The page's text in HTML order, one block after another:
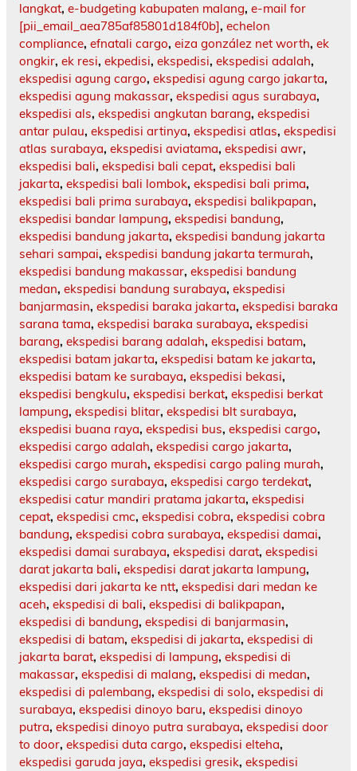
langkat, e-budgeting kabupaten malang, e-mail for
[pii_email_aea785af85801d184f0b], echelon
compliance, efnatali cargo, eiza gonzález net worth, ek
ongkir, ek resi, ekpedisi, ekspedisi, ekspedisi adalah,
ekspedisi agung cargo, ekspedisi agung cargo jakarta,
ekspedisi agung makassar, ekspedisi agus surabaya,
ekspedisi als, ekspedisi angkutan barang, ekspedisi
antar pulau, ekspedisi artinya, ekspedisi atlas, ekspedisi
atlas surabaya, ekspedisi aviatama, ekspedisi awr,
ekspedisi bali, ekspedisi bali cepat, ekspedisi bali
jakarta, ekspedisi bali lombok, ekspedisi bali prima,
ekspedisi bali prima surabaya, ekspedisi balikpapan,
ekspedisi bandar lampung, ekspedisi bandung,
ekspedisi bandung jakarta, ekspedisi bandung jakarta
sehari sampai, ekspedisi bandung jakarta termurah,
ekspedisi bandung makassar, ekspedisi bandung
medan, ekspedisi bandung surabaya, ekspedisi
banjarmasin, ekspedisi baraka jakarta, ekspedisi baraka
sarana tama, ekspedisi baraka surabaya, ekspedisi
barang, ekspedisi barang adalah, ekspedisi batam,
ekspedisi batam jakarta, ekspedisi batam ke jakarta,
ekspedisi batam ke surabaya, ekspedisi bekasi,
ekspedisi bengkulu, ekspedisi berkat, ekspedisi berkat
lampung, ekspedisi blitar, ekspedisi blt surabaya,
ekspedisi buana raya, ekspedisi bus, ekspedisi cargo,
ekspedisi cargo adalah, ekspedisi cargo jakarta,
ekspedisi cargo murah, ekspedisi cargo paling murah,
ekspedisi cargo surabaya, ekspedisi cargo terdekat,
ekspedisi catur mandiri pratama jakarta, ekspedisi
cepat, ekspedisi cmc, ekspedisi cobra, ekspedisi cobra
bandung, ekspedisi cobra surabaya, ekspedisi damai,
ekspedisi damai surabaya, ekspedisi darat, ekspedisi
darat jakarta bali, ekspedisi darat jakarta lampung,
ekspedisi dari jakarta ke ntt, ekspedisi dari medan ke
aceh, ekspedisi di bali, ekspedisi di balikpapan,
ekspedisi di bandung, ekspedisi di banjarmasin,
ekspedisi di batam, ekspedisi di jakarta, ekspedisi di
jakarta barat, ekspedisi di lampung, ekspedisi di
makassar, ekspedisi di malang, ekspedisi di medan,
ekspedisi di palembang, ekspedisi di solo, ekspedisi di
surabaya, ekspedisi dinoyo baru, ekspedisi dinoyo
putra, ekspedisi dinoyo putra surabaya, ekspedisi door
to door, ekspedisi duta cargo, ekspedisi elteha,
ekspedisi garuda jaya, ekspedisi gresik, ekspedisi